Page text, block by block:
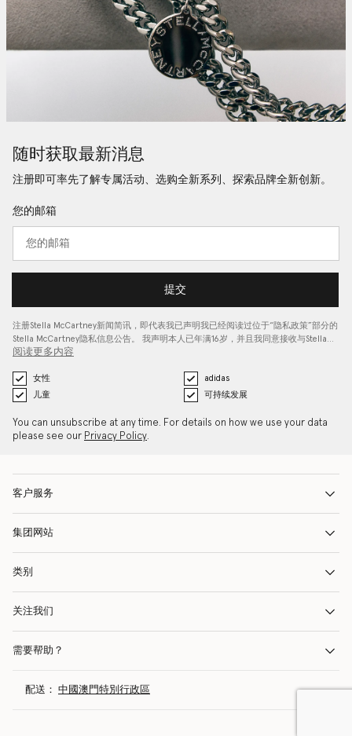
随时获取最新消息
注册即可率先了解专属活动、选购全新系列、探索品牌全新创新。
您的邮箱
提交
注册Stella McCartney新闻简讯，即代表我已声明我已经阅读过位于“ 隐私政策”部分的
Stella McCartney隐私信息公告。 我声明本人已年满16岁，并且我同意接收与Stella…
阅读更多内容
女性
adidas
儿童
可持续发展
You can unsubscribe at any time. For details on how we use your data
please see our Privacy Policy.
客户服务
集团网站
类别
关注我们
需要帮助？
配送： 中國澳門特別行政區